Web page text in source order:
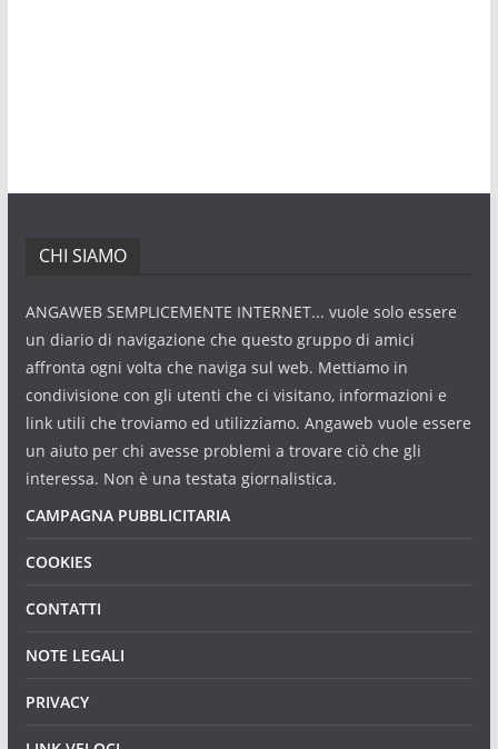
CHI SIAMO
ANGAWEB SEMPLICEMENTE INTERNET... vuole solo essere
un diario di navigazione che questo gruppo di amici
affronta ogni volta che naviga sul web. Mettiamo in
condivisione con gli utenti che ci visitano, informazioni e
link utili che troviamo ed utilizziamo. Angaweb vuole essere
un aiuto per chi avesse problemi a trovare ciò che gli
interessa. Non è una testata giornalistica.
CAMPAGNA PUBBLICITARIA
COOKIES
CONTATTI
NOTE LEGALI
PRIVACY